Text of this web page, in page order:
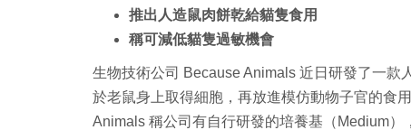
推出人造鼠肉餅乾給貓隻食用
稱可減低貓隻過敏機會
生物技術公司 Because Animals 近日研發了一
於老鼠身上取得細胞，再放進模仿動物子官的食
Animals 稱公司有自行研發的培養基（Medium